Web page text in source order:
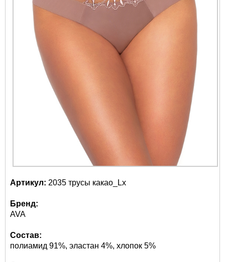
Артикул: 2035 трусы какао_Lx
Бренд:
AVA
Состав:
полиамид 91%, эластан 4%, хлопок 5%